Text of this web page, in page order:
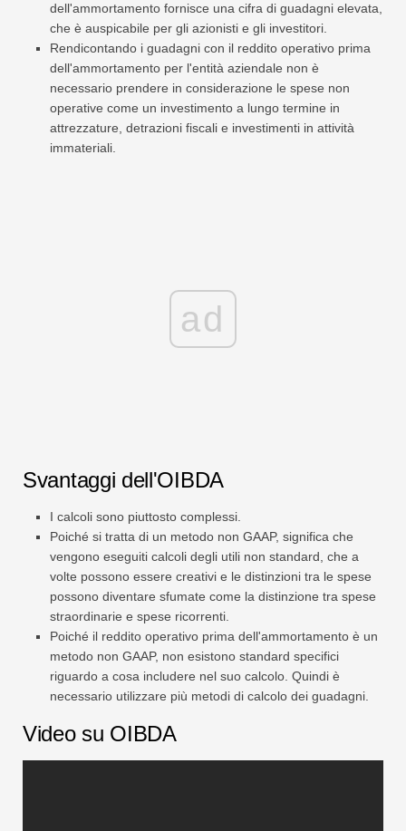
dell'ammortamento fornisce una cifra di guadagni elevata,
che è auspicabile per gli azionisti e gli investitori.
Rendicontando i guadagni con il reddito operativo prima
dell'ammortamento per l'entità aziendale non è
necessario prendere in considerazione le spese non
operative come un investimento a lungo termine in
attrezzature, detrazioni fiscali e investimenti in attività
immateriali.
ad
Svantaggi dell'OIBDA
I calcoli sono piuttosto complessi.
Poiché si tratta di un metodo non GAAP, significa che
vengono eseguiti calcoli degli utili non standard, che a
volte possono essere creativi e le distinzioni tra le spese
possono diventare sfumate come la distinzione tra spese
straordinarie e spese ricorrenti.
Poiché il reddito operativo prima dell'ammortamento è un
metodo non GAAP, non esistono standard specifici
riguardo a cosa includere nel suo calcolo. Quindi è
necessario utilizzare più metodi di calcolo dei guadagni.
Video su OIBDA